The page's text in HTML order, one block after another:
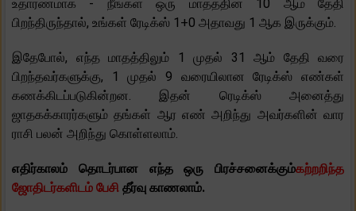
உதாரணமாக - நீங்கள் ஒரு மாதத்தின் 10 ஆம் தேதி
பிறந்திருந்தால், உங்கள் ரேடிக்ஸ் 1+0 அதாவது 1 ஆக இருக்கும்.
இதேபோல், எந்த மாதத்திலும் 1 முதல் 31 ஆம் தேதி வரை
பிறந்தவர்களுக்கு, 1 முதல் 9 வரையிலான ரேடிக்ஸ் எண்கள்
கணக்கிடப்படுகின்றன. இதன் ரெடிக்ஸ் அனைத்து
ஜாதகக்காரர்களும் தங்கள் ஆர எண் அறிந்து அவர்களின் வார
ராசி பலன் அறிந்து கொள்ளலாம்.
எதிர்காலம் தொடர்பான எந்த ஒரு பிரச்சனைக்கும்கற்றறிந்த
ஜோதிடர்களிடம் பேசி தீர்வு காணலாம்.